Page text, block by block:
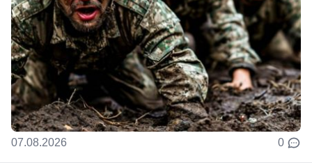
07.08.2026 0